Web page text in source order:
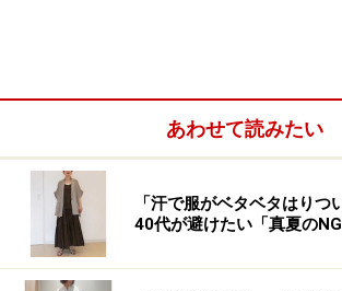
叶うと同時に、おしゃれに映ります。
あわせて読みたい
「汗で服がベタベタはりつ
40代が避けたい「真夏の